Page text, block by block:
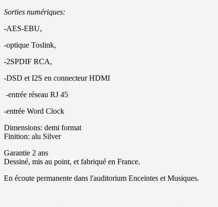
Sorties numériques:
-AES-EBU,
-optique Toslink,
-2SPDIF RCA,
-DSD et I2S en connecteur HDMI
-entrée réseau RJ 45
-entrée Word Clock
Dimensions: demi format
Finition: alu Silver
Garantie 2 ans
Dessiné, mis au point, et fabriqué en France.
En écoute permanente dans l'auditorium Enceintes et Musiques.